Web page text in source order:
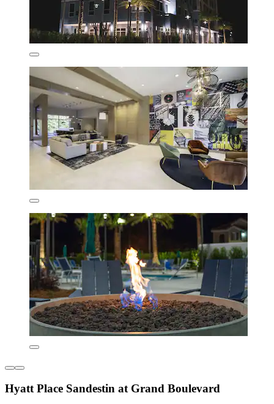
Hyatt Place Sandestin at Grand Boulevard